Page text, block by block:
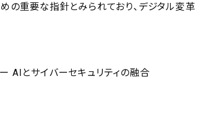
の重要な指針とみられており、デジタル変革
AIとサイバーセキュリティの融合